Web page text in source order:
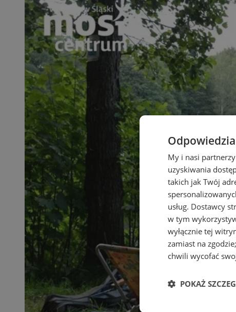
My i nasi
uzyskiwania
takich jak Twój
usług. Dostawcy
w tym
wyłącznie tej
zamiast na
chwili wycofać
POKAŻ